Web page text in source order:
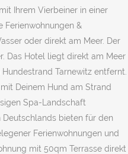
Ihrem Vierbeiner in einer
Ferienwohnungen &
oder direkt am Meer. Der
Das Hotel liegt direkt am Meer
Tarnewitz entfernt.
Deinem Hund am Strand
Spa-Landschaft
Deutschlands bieten für den
Ferienwohnungen und
mit 50qm Terrasse direkt